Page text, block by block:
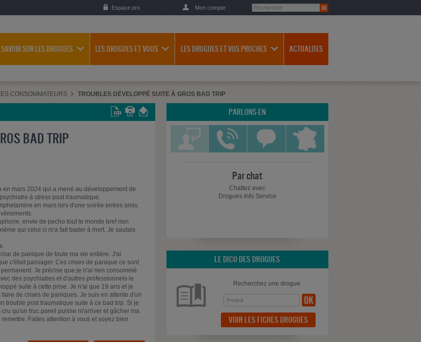
Espace pro Mon compte
SUR LES DROGUES LES DROGUES ET VOUS LES DROGUES ET VOS PROCHES ACTUALITES
CONSOMMATEURS TROUBLES DÉVELOPPÉ SUITE À GROS BAD TRIP
BAD TRIP
mars 2024 qui a mené au développement de
à stress post traumatique.
en mars lors d'une soirée entres amis.
envie de pecho tout le monde bref rien
qui celui ci m'a fait bader à mort. Je sautais
de panique de toute ma vie entière. J'ai
c'était passager. Ces crises de panique ce sont
Je précise que je n'ai rien consommé
des psychiatres et d'autres professionnels le
suite à cette prise. Je n'ai que 19 ans et je
de crises de paniques. Je suis en attente d'un
trouble post traumatique suite à ce bad trip. Si je
qu'un truc pareil puisse m'arriver et gâcher ma
Faites attention à vous et soyez bien
PARLONS-EN
Par chat
Chattez avec
Drogues Info Service
LE DICO DES DROGUES
Recherchez une drogue
VOIR LES FICHES DROGUES